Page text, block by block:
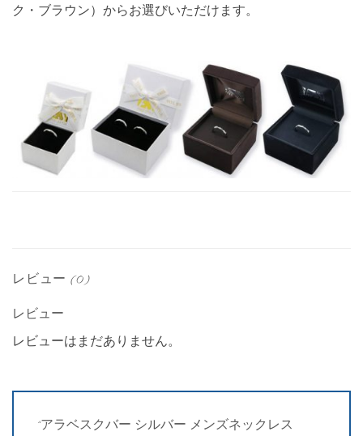
ク・ブラウン）からお選びいただけます。
レビュー (0)
レビュー
レビューはまだありません。
“アラベスクバー シルバー メンズネックレス